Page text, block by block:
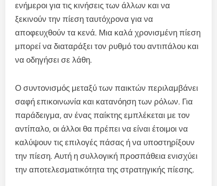
ενήμεροι για τις κινήσεις των άλλων και να
ξεκινούν την πίεση ταυτόχρονα για να
αποφευχθούν τα κενά. Μια καλά χρονισμένη πίεση
μπορεί να διαταράξει τον ρυθμό του αντιπάλου και
να οδηγήσει σε λάθη.
Ο συντονισμός μεταξύ των παικτών περιλαμβάνει
σαφή επικοινωνία και κατανόηση των ρόλων. Για
παράδειγμα, αν ένας παίκτης εμπλέκεται με τον
αντίπαλο, οι άλλοι θα πρέπει να είναι έτοιμοι να
καλύψουν τις επιλογές πάσας ή να υποστηρίξουν
την πίεση. Αυτή η συλλογική προσπάθεια ενισχύει
την αποτελεσματικότητα της στρατηγικής πίεσης.